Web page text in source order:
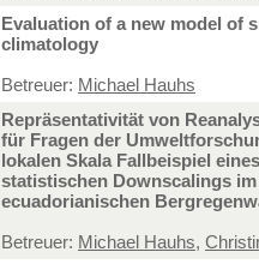
Evaluation of a new model of
climatology
Betreuer: Michael Hauhs
Repräsentativität von
für Fragen der
lokalen Skala Fallbeispiel eines
statistischen Downscalings im
ecuadorianischen
Betreuer: Michael Hauhs,